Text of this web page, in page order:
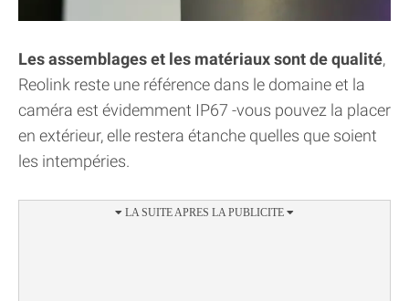
Les assemblages et les matériaux sont de qualité,
Reolink reste une référence dans le domaine et la
caméra est évidemment IP67 -vous pouvez la placer
en extérieur, elle restera étanche quelles que soient
les intempéries.